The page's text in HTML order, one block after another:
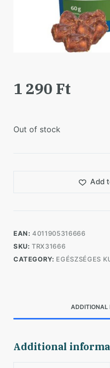
1 290 Ft
Out of stock
Add
EAN:4011905316666
SKU:TRX31666
CATEGORY: EGÉSZSÉGES
ADDITIONAL
Additional